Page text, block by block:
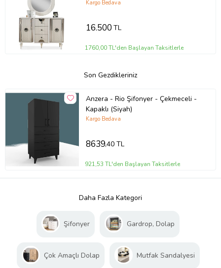
Kargo Bedava
16.500TL
1760,00 TL'den Başlayan Taksitlerle
Son Gezdikleriniz
Anzera - Rio Şifonyer - Çekmeceli -
Kapaklı (Siyah)
Kargo Bedava
8639,40 TL
921,53 TL'den Başlayan Taksitlerle
Daha Fazla Kategori
Şifonyer Gardrop, Dolap
Çok Amaçlı Dolap Mutfak Sandalyesi